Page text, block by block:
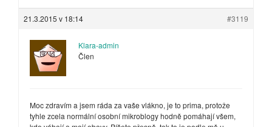
21.3.2015 v 18:14 #3119
Klara-admin
Člen
Moc zdravím a jsem ráda za vaše vlákno, je to prima, protože
tyhle zcela normální osobní mikroblogy hodně pomáhají všem,